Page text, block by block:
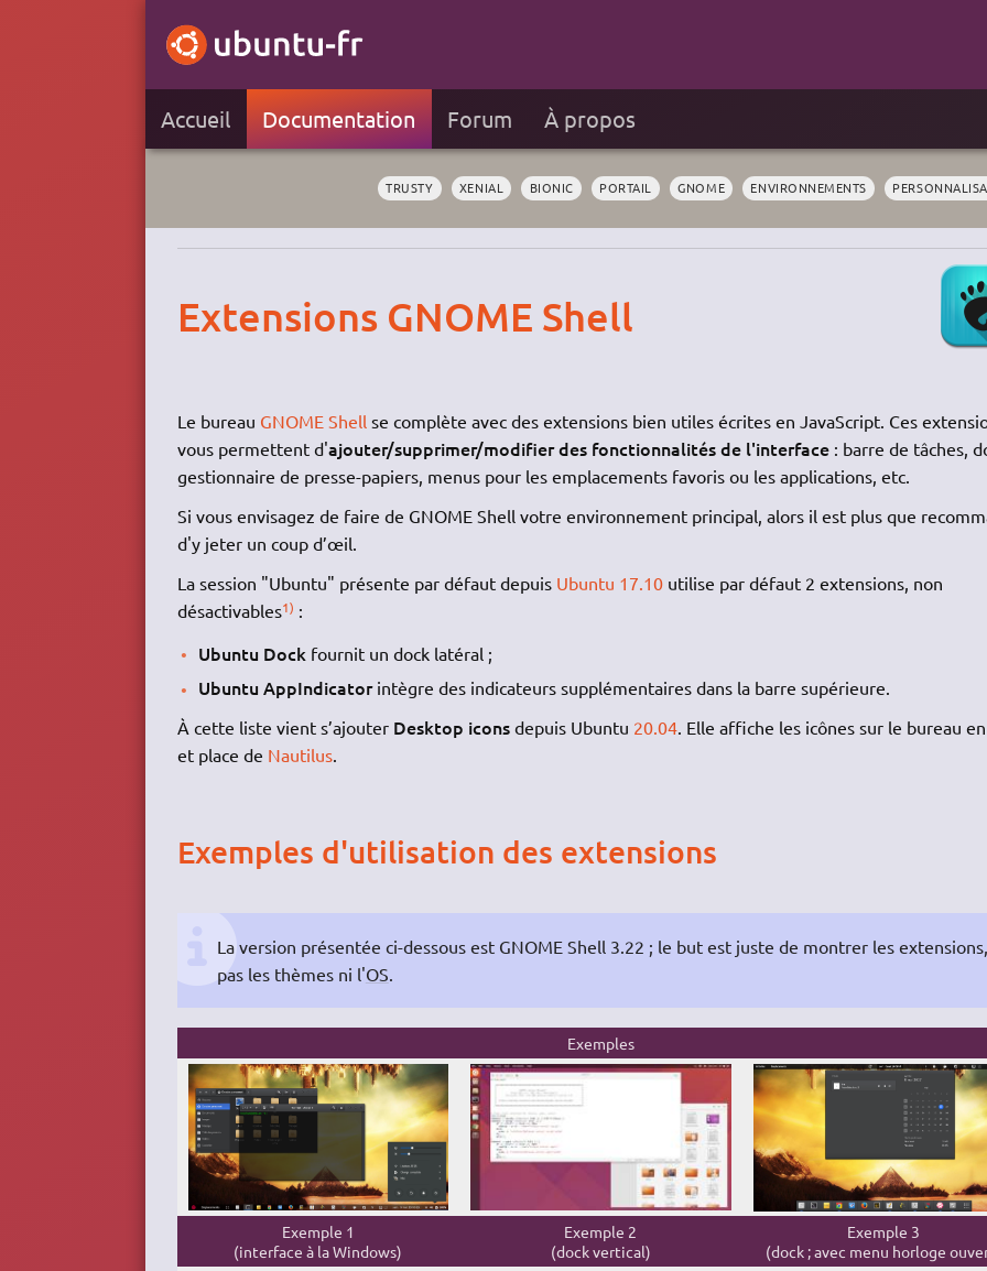
Accueil Documentation Forum À propos
TRUSTY XENIAL BIONIC PORTAIL GNOME ENVIRONNEMENTS
Extensions GNOME Shell
Le bureau GNOME Shell se complète avec des extensions bien utiles écrites en JavaScript. Ces
vous permettent d'ajouter/supprimer/modifier des fonctionnalités de l'interface: barre de tâches,
gestionnaire de presse-papiers, menus pour les emplacements favoris ou les applications, etc.
Si vous envisagez de faire de GNOME Shell votre environnement principal, alors il est plus que
d'y jeter un coup d’œil.
La session "Ubuntu" présente par défaut depuis Ubuntu 17.10utilise par défaut 2 extensions, non
désactivables1) :
Ubuntu Dock fournit un dock latéral ;
Ubuntu AppIndicatorintègre des indicateurs supplémentaires dans la barre supérieure.
À cette liste vient s’ajouter Desktop iconsdepuis Ubuntu 20.04. Elle affiche les icônes sur le bureau
et place de Nautilus.
Exemples d'utilisation des extensions
La version présentée ci-dessous est GNOME Shell 3.22 ; le but est juste de montrer les extensions,
pas les thèmes ni l'OS.
Exemples
Exemple 1
(interface à la Windows)
Exemple 2
(dock vertical)
Exemple 3
(dock ; avec menu horloge